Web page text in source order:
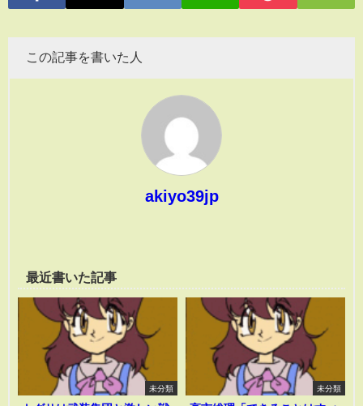
この記事を書いた人
akiyo39jp
最近書いた記事
未分類 未分類